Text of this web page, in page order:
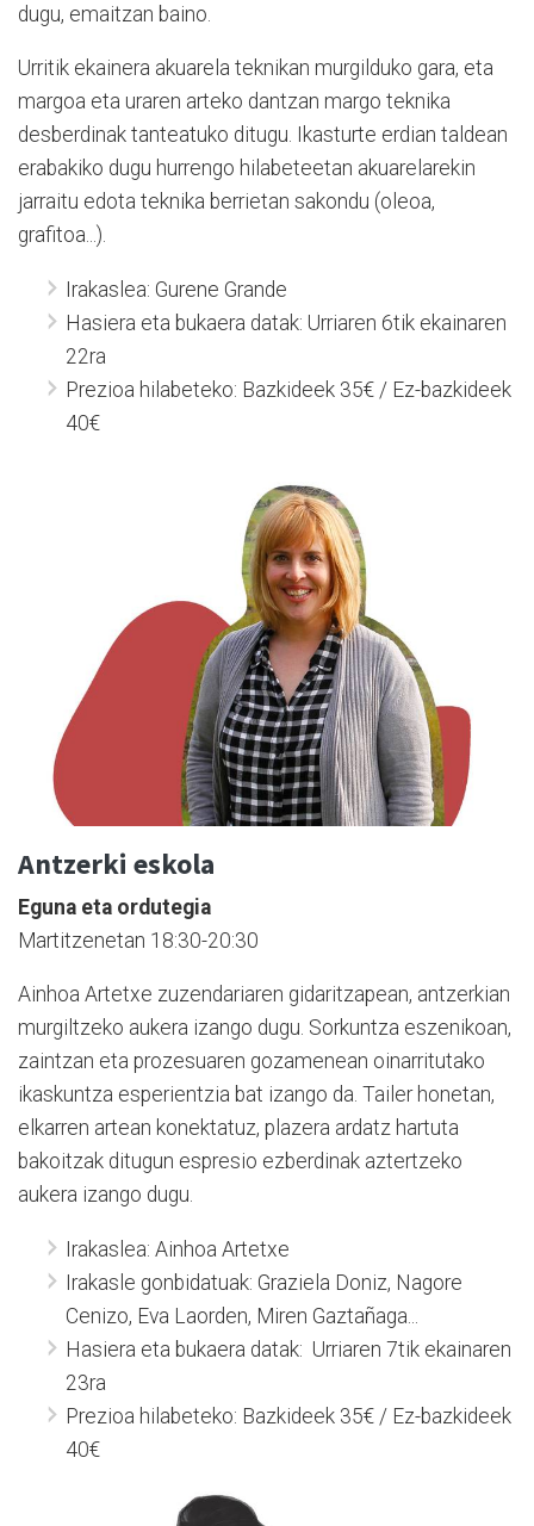
dugu, emaitzan baino.
Urritik ekainera akuarela teknikan murgilduko gara, eta
margoa eta uraren arteko dantzan margo teknika
desberdinak tanteatuko ditugu. Ikasturte erdian taldean
erabakiko dugu hurrengo hilabeteetan akuarelarekin
jarraitu edota teknika berrietan sakondu (oleoa,
grafitoa...).
Irakaslea: Gurene Grande
Hasiera eta bukaera datak: Urriaren 6tik ekainaren
22ra
Prezioa hilabeteko: Bazkideek 35€ / Ez-bazkideek
40€
Antzerki eskola
Eguna eta ordutegia
Martitzenetan 18:30-20:30
Ainhoa Artetxe zuzendariaren gidaritzapean, antzerkian
murgiltzeko aukera izango dugu. Sorkuntza eszenikoan,
zaintzan eta prozesuaren gozamenean oinarritutako
ikaskuntza esperientzia bat izango da. Tailer honetan,
elkarren artean konektatuz, plazera ardatz hartuta
bakoitzak ditugun espresio ezberdinak aztertzeko
aukera izango dugu.
Irakaslea: Ainhoa Artetxe
Irakasle gonbidatuak: Graziela Doniz, Nagore
Cenizo, Eva Laorden, Miren Gaztañaga...
Hasiera eta bukaera datak: Urriaren 7tik ekainaren
23ra
Prezioa hilabeteko: Bazkideek 35€ / Ez-bazkideek
40€